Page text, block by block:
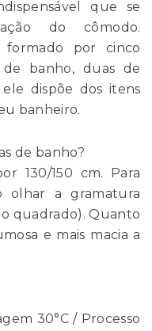
que se
do cômodo.
por cinco
de banho, duas de
dispõe dos itens
banheiro.
de banho?
130/150 cm. Para
olhar a gramatura
quadrado). Quanto
e mais macia a
30°C / Processo